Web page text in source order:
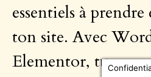
essentiels à
ton site. Avec
Elementor, tu as